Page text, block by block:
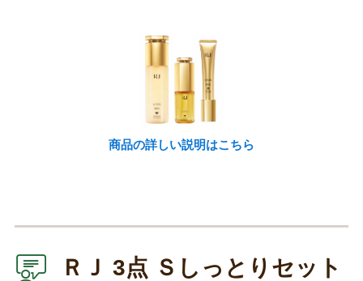
商品の詳しい説明はこちら
ＲＪ 3点 Ｓしっとりセット